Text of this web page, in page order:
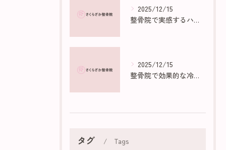
2025/12/15
整骨院で実感するハイボルトの効果と仕組み
2025/12/15
整骨院で効果的な冷え性マッサージ法
タグ Tags